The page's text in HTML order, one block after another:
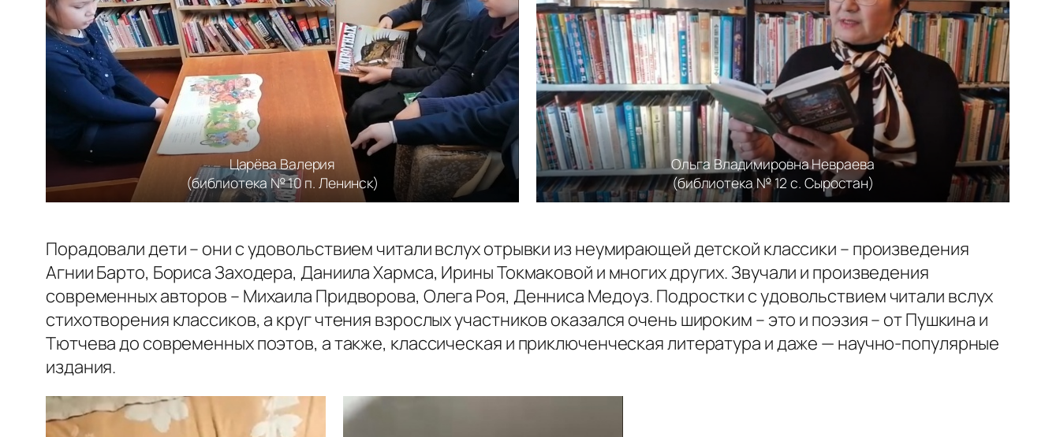
Царёва Валерия
(библиотека № 10 п. Ленинск)
Ольга Владимировна Невраева
(библиотека № 12 с. Сыростан)
Порадовали дети – они с удовольствием читали вслух отрывки из неумирающей детской классики – произведения
Агнии Барто, Бориса Заходера, Даниила Хармса, Ирины Токмаковой и многих других. Звучали и произведения
современных авторов – Михаила Придворова, Олега Роя, Денниса Медоуз. Подростки с удовольствием читали вслух
стихотворения классиков, а круг чтения взрослых участников оказался очень широким – это и поэзия – от Пушкина и
Тютчева до современных поэтов, а также, классическая и приключенческая литература и даже — научно-популярные
издания.